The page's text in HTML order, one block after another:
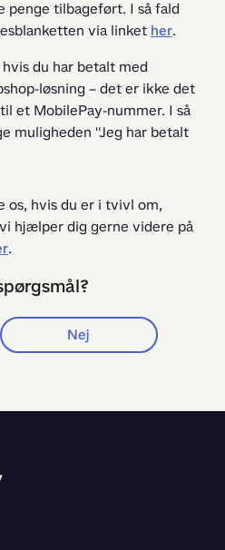
penge tilbageført. I så fald
via linket her.
du har betalt med
løsning – det er ikke det
et MobilePay-nummer. I så
muligheden "Jeg har betalt
os, hvis du er i tvivl om,
hjælper dig gerne videre på
.
Nej